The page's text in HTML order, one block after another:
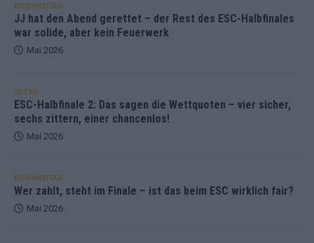
KOMMENTAR
JJ hat den Abend gerettet – der Rest des ESC-Halbfinales
war solide, aber kein Feuerwerk
Mai 2026
EXTRA
ESC-Halbfinale 2: Das sagen die Wettquoten – vier sicher,
sechs zittern, einer chancenlos!
Mai 2026
KOMMENTAR
Wer zahlt, steht im Finale – ist das beim ESC wirklich fair?
Mai 2026